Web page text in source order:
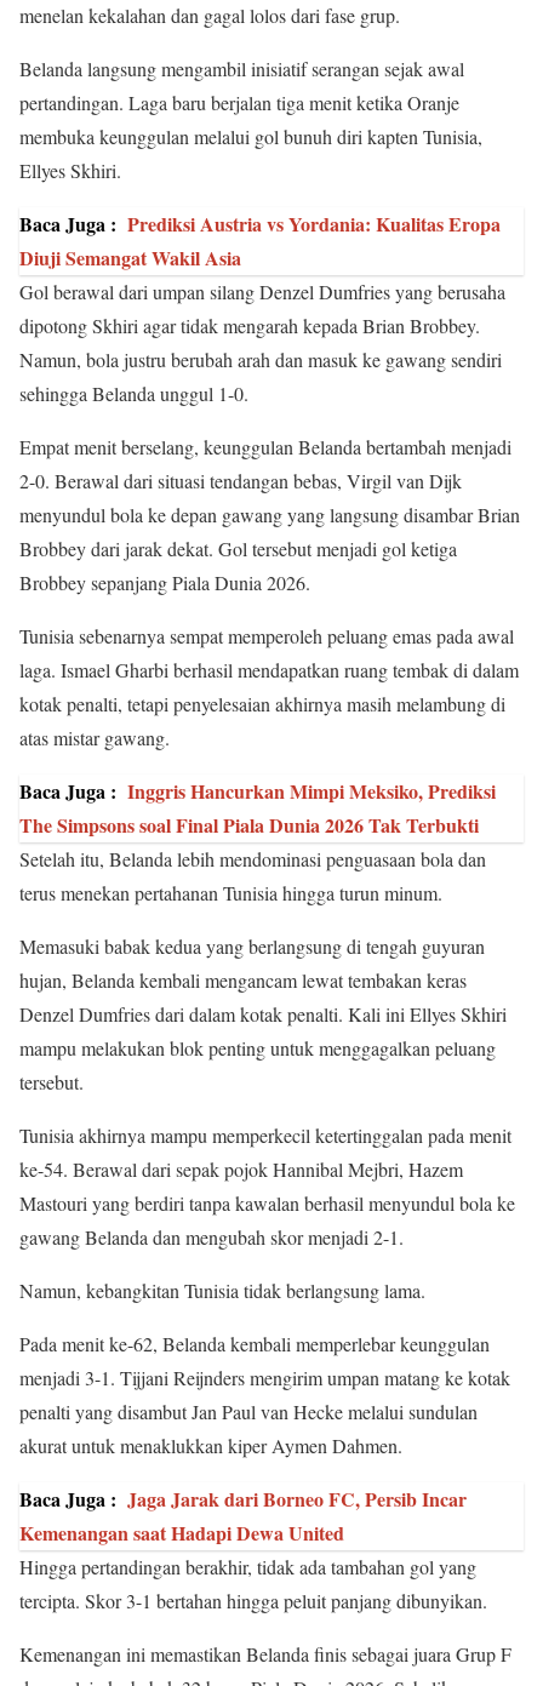
menelan kekalahan dan gagal lolos dari fase grup.
Belanda langsung mengambil inisiatif serangan sejak awal
pertandingan. Laga baru berjalan tiga menit ketika Oranje
membuka keunggulan melalui gol bunuh diri kapten Tunisia,
Ellyes Skhiri.
Baca Juga : Prediksi Austria vs Yordania: Kualitas Eropa
Diuji Semangat Wakil Asia
Gol berawal dari umpan silang Denzel Dumfries yang berusaha
dipotong Skhiri agar tidak mengarah kepada Brian Brobbey.
Namun, bola justru berubah arah dan masuk ke gawang sendiri
sehingga Belanda unggul 1-0.
Empat menit berselang, keunggulan Belanda bertambah menjadi
2-0. Berawal dari situasi tendangan bebas, Virgil van Dijk
menyundul bola ke depan gawang yang langsung disambar Brian
Brobbey dari jarak dekat. Gol tersebut menjadi gol ketiga
Brobbey sepanjang Piala Dunia 2026.
Tunisia sebenarnya sempat memperoleh peluang emas pada awal
laga. Ismael Gharbi berhasil mendapatkan ruang tembak di dalam
kotak penalti, tetapi penyelesaian akhirnya masih melambung di
atas mistar gawang.
Baca Juga : Inggris Hancurkan Mimpi Meksiko, Prediksi
The Simpsons soal Final Piala Dunia 2026 Tak Terbukti
Setelah itu, Belanda lebih mendominasi penguasaan bola dan
terus menekan pertahanan Tunisia hingga turun minum.
Memasuki babak kedua yang berlangsung di tengah guyuran
hujan, Belanda kembali mengancam lewat tembakan keras
Denzel Dumfries dari dalam kotak penalti. Kali ini Ellyes Skhiri
mampu melakukan blok penting untuk menggagalkan peluang
tersebut.
Tunisia akhirnya mampu memperkecil ketertinggalan pada menit
ke-54. Berawal dari sepak pojok Hannibal Mejbri, Hazem
Mastouri yang berdiri tanpa kawalan berhasil menyundul bola ke
gawang Belanda dan mengubah skor menjadi 2-1.
Namun, kebangkitan Tunisia tidak berlangsung lama.
Pada menit ke-62, Belanda kembali memperlebar keunggulan
menjadi 3-1. Tijjani Reijnders mengirim umpan matang ke kotak
penalti yang disambut Jan Paul van Hecke melalui sundulan
akurat untuk menaklukkan kiper Aymen Dahmen.
Baca Juga : Jaga Jarak dari Borneo FC, Persib Incar
Kemenangan saat Hadapi Dewa United
Hingga pertandingan berakhir, tidak ada tambahan gol yang
tercipta. Skor 3-1 bertahan hingga peluit panjang dibunyikan.
Kemenangan ini memastikan Belanda finis sebagai juara Grup F